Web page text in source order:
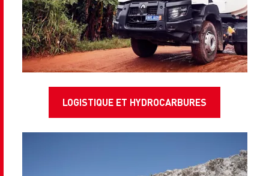
LOGISTIQUE ET HYDROCARBURES